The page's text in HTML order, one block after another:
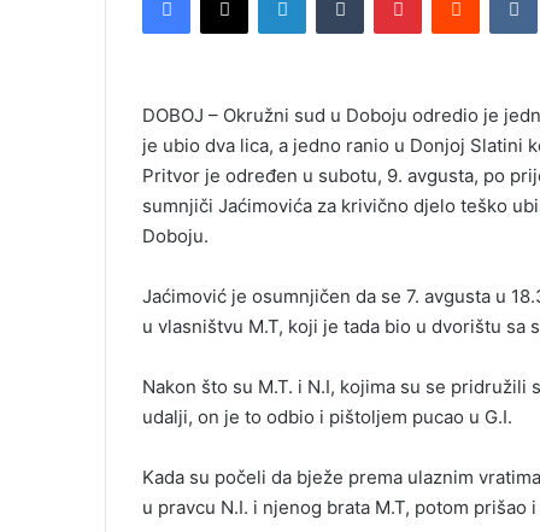
e
m
a
i
DOBOJ – Okružni sud u Doboju odredio je
je ubio dva lica, a jedno ranio u Donjoj Slatini
Pritvor je određen u subotu, 9. avgusta, po
sumnjiči Jaćimovića za krivično djelo teško
Doboju.
Jaćimović je osumnjičen da se 7. avgusta u
u vlasništvu M.T, koji je tada bio u dvorištu sa
Nakon što su M.T. i N.I, kojima su se
udalji, on je to odbio i pištoljem pucao u G.I.
Kada su počeli da bježe prema ulaznim
u pravcu N.I. i njenog brata M.T, potom prišao